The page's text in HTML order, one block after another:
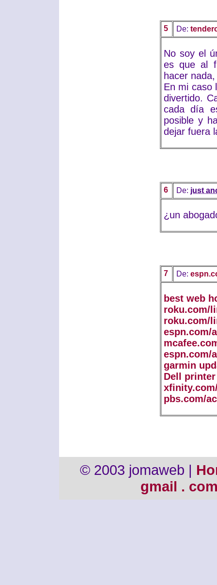
5 De:
No soy el
es que al
hacer
En mi caso
divertido.
cada día
posible y
dejar fuera
6 De: just
¿un
7 De:
best web
roku.com/
roku.com/
espn.com/
espn.com/
garmin
Dell
pbs.com/
© 2003 jomaweb |
gmail .